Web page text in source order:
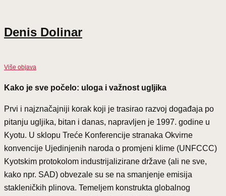
Denis Dolinar
Više objava
Kako je sve počelo: uloga i važnost ugljika
Prvi i najznačajniji korak koji je trasirao razvoj događaja po
pitanju ugljika, bitan i danas, napravljen je 1997. godine u
Kyotu. U sklopu Treće Konferencije stranaka Okvirne
konvencije Ujedinjenih naroda o promjeni klime (UNFCCC)
Kyotskim protokolom industrijalizirane države (ali ne sve,
kako npr. SAD) obvezale su se na smanjenje emisija
stakleničkih plinova. Temeljem konstrukta globalnog